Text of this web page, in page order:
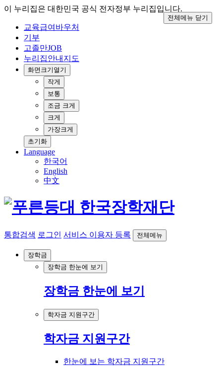
이 누리집은 대한민국 공식 전자정부 누리집입니다.
교육급여바우처
기부
고졸만JOB
누리집안내지도
화면크기 열기
작게
보통
조금 크게
크게
가장크게
초기화
Language
한국어
English
中文
통합검색 로그인 서비스 이용자 등록 전체메뉴
장학금
장학금 한눈에 보기
장학금 한눈에 보기
학자금 지원구간
학자금 지원구간
한눈에 보는 학자금 지원구간
전체메뉴 닫기